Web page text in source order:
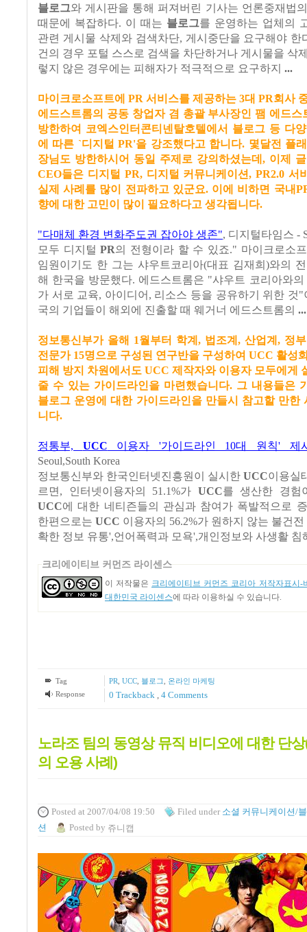
블로그와 게시판을 통해 퍼져버린 기사는 언론중재법
때문에 복잡하다. 이 때는 블로그를 운영하는 업체의
관련 게시물 삭제와 검색차단, 게시중단을 요구해야 한
건의 경우 포털 스스로 검색을 차단하거나 게시물을 삭
렇지 않은 경우에는 피해자가 적극적으로 요구하지 ...
마이크로소프트에 PR 서비스를 제공하는 3대 PR회사
에드스트롬의 공동 창업자 겸 총괄 부사장인 팸 에드스
방한하여 코엑스인터콘티넨탈호텔에서 블로그 등 다
에 따른 `디지털 PR'을 강조했다고 합니다. 몇달전 플
장님도 방한하시어 동일 주제로 강의하셨는데, 이제
CEO들은 디지털 PR, 디지털 커뮤니케이션, PR2.0 서
실제 사례를 많이 전파하고 있군요. 이에 비하면 국내
향에 대한 고민이 많이 필요하다고 생각됩니다.
"다매체 환경 변화주도권 잡아야 생존", 디지털타임스 -
모두 디지털PR의 전형이라 할 수 있죠." 마이크로소
임원이기도 한 그는 샤우트코리아(대표 김재희)와의
해 한국을 방문했다. 에드스트롬은 "샤우트 코리아와
가 서로 교육, 아이디어, 리소스 등을 공유하기 위한 것
국의 기업들이 해외에 진출할 때 웨거너 에드스트롬의 ...
정보통신부가 올해 1월부터 학계, 법조계, 산업계, 정
전문가 15명으로 구성된 연구반을 구성하여 UCC 활성
피해 방지 차원에서도 UCC 제작자와 이용자 모두에게
줄 수 있는 가이드라인을 마련했습니다. 그 내용들은
블로그 운영에 대한 가이드라인을 만들시 참고할 만한
니다.
정통부, UCC 이용자 '가이드라인 10대 원칙' 제
Seoul,South Korea
정보통신부와 한국인터넷진흥원이 실시한 UCC이용실
르면, 인터넷이용자의 51.1%가 UCC를 생산한 경험
UCC에 대한 네티즌들의 관심과 참여가 폭발적으로
한편으로는 UCC 이용자의 56.2%가 원하지 않는 불건
확한 정보 유통',언어폭력과 모욕',개인정보와 사생활
크리에이티브 커먼즈 라이센스
이 저작물은 크리에이티브 커먼즈 코리아 저작자표시-
대한민국 라이센스에 따라 이용하실 수 있습니다.
Tag PR UCC, 블로그
온라인 마케팅
Response
0 Trackback 4Comments
노라조 팀의 동영상 뮤직 비디오에 대한 단
의 오용 사례)
Posted at 2007/04/08 19:50 Filed under 소셜 커뮤니케이션/
션
Posted by 쥬니캡